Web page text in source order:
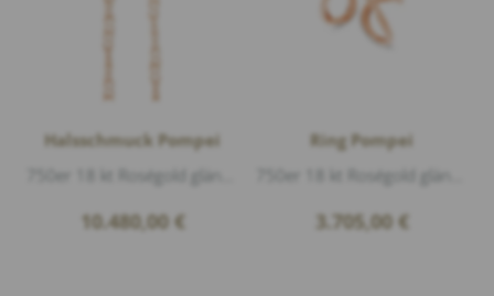
Halsschmuck Pompei
10.480,00 €
Ring Pompei
3.705,00 €